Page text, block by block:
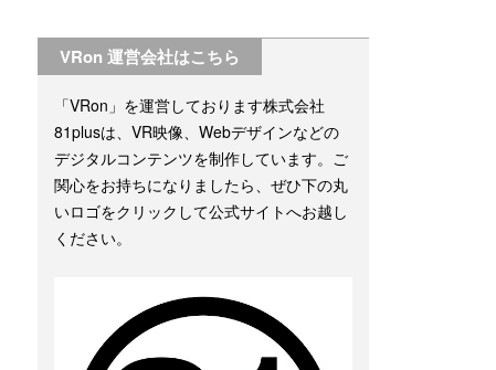
VRon 運営会社はこちら
「VRon」を運営しております株式会社
81plusは、VR映像、Webデザインなどの
デジタルコンテンツを制作しています。ご
関心をお持ちになりましたら、ぜひ下の丸
いロゴをクリックして公式サイトへお越し
ください。